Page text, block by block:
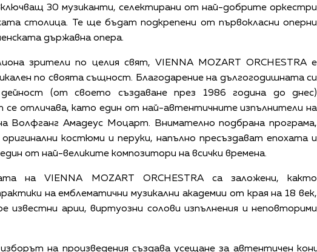
30 музиканти, селектирани от най-добрите оркестри
столица. Те ще бъдат подкрепени от първокласни оперни
държавна опера.
зрители по целия свят, VIENNA MOZART ORCHESTRA е
по своята същност. Благодарение на дългогодишната си
дейност (от своето създаване през 1986 година до днес)
се отличава, като един от най-автентичните изпълнители на
Волфганг Амадеус Моцарт. Внимателно подбрана програма,
костюми и перуки, напълно пресъздават епохата и
от най-великите композитори на всички времена.
на VIENNA MOZART ORCHESTRA са заложени, както
на емблематични музикални академии от края на 18 век,
известни арии, виртуозни солови изпълнения и неповторими
изборът на произведения създава усещане за автентичен